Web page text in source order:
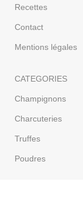
Recettes
Contact
Mentions légales
CATEGORIES
Champignons
Charcuteries
Truffes
Poudres